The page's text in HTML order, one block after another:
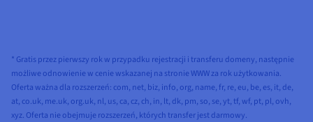
* Gratis przez pierwszy rok w przypadku rejestracji i transferu domeny, następnie
możliwe odnowienie w cenie wskazanej na stronie WWW za rok użytkowania.
Oferta ważna dla rozszerzeń: com, net, biz, info, org, name, fr, re, eu, be, es, it, de,
at, co.uk, me.uk, org.uk, nl, us, ca, cz, ch, in, lt, dk, pm, so, se, yt, tf, wf, pt, pl, ovh,
xyz. Oferta nie obejmuje rozszerzeń, których transfer jest darmowy.